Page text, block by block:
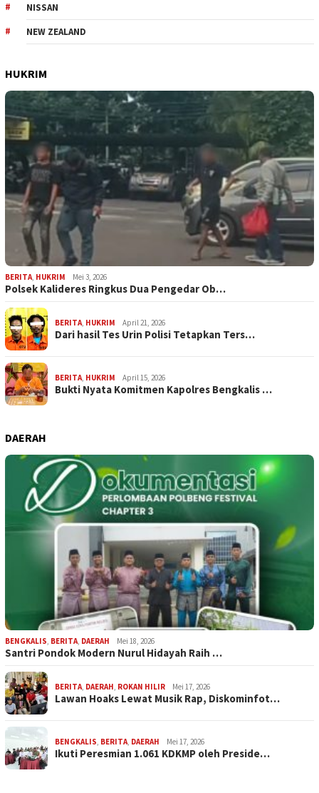
NISSAN
NEW ZEALAND
HUKRIM
BERITA HUKRIM Mei 3, 2026
Polsek Kalideres Ringkus Dua Pengedar Ob…
BERITA HUKRIM April 21, 2026
Dari hasil Tes Urin Polisi Tetapkan Ters…
BERITA HUKRIM April 15, 2026
Bukti Nyata Komitmen Kapolres Bengkalis …
DAERAH
BENGKALIS BERITA DAERAH Mei 18, 2026
Santri Pondok Modern Nurul Hidayah Raih …
BERITA DAERAH ROKAN HILIR Mei 17, 2026
Lawan Hoaks Lewat Musik Rap, Diskominfot…
BENGKALIS BERITA DAERAH Mei 17, 2026
Ikuti Peresmian 1.061 KDKMP oleh Preside…